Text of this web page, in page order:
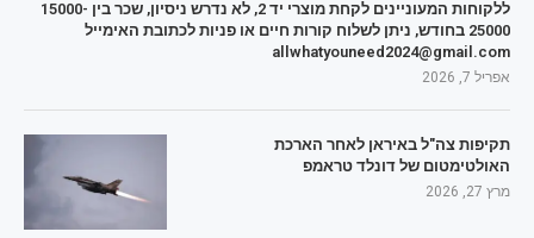
ללקוחות המעוניינים לקחת מוצרי יד 2, לא נדרש ניסיון, שכר בין 15000-
25000 בחודש, ניתן לשלוח קורות חיים או פניות לכתובת האימייל
allwhatyouneed2024@gmail.com
אפריל 7, 2026
תקיפות צה"ל באיראן לאחר הארכת
האולטימטום של דונלד טראמפ
מרץ 27, 2026